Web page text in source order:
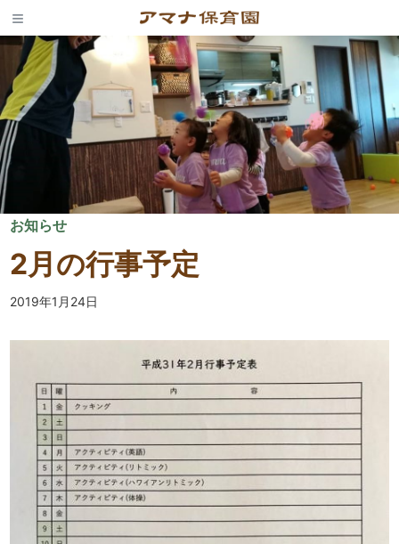
Skip
to
content
お知らせ
2月の行事予定
2019年1月24日